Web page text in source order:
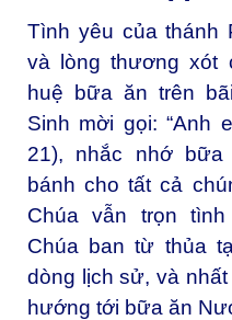
Tình yêu của thánh
và lòng thương xót
huệ bữa ăn trên
Sinh mời gọi: “Anh
21), nhắc nhớ bữa
bánh cho tất cả
Chúa vẫn trọn
Chúa ban từ thủa
dòng lịch sử, và
hướng tới bữa ăn